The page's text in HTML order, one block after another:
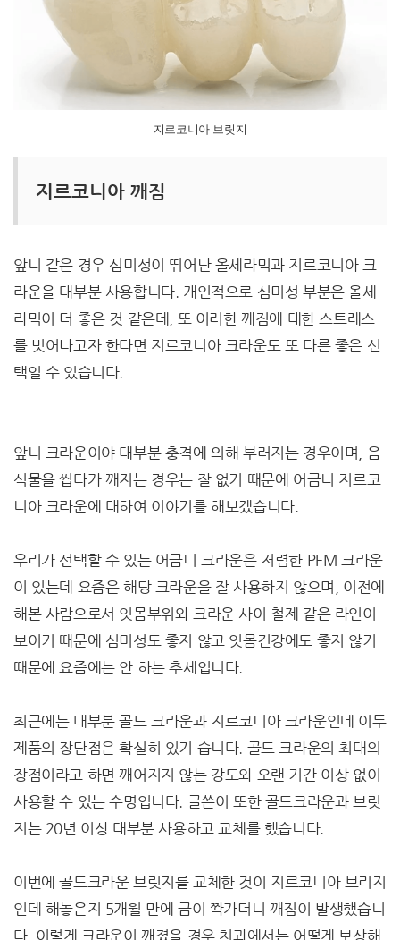
지르코니아 브릿지
지르코니아 깨짐
앞니 같은 경우 심미성이 뛰어난 올세라믹과 지르코니아 크
라운을 대부분 사용합니다. 개인적으로 심미성 부분은 올세
라믹이 더 좋은 것 같은데, 또 이러한 깨짐에 대한 스트레스
를 벗어나고자 한다면 지르코니아 크라운도 또 다른 좋은 선
택일 수 있습니다.
앞니 크라운이야 대부분 충격에 의해 부러지는 경우이며, 음
식물을 씹다가 깨지는 경우는 잘 없기 때문에 어금니 지르코
니아 크라운에 대하여 이야기를 해보겠습니다.
우리가 선택할 수 있는 어금니 크라운은 저렴한 PFM 크라운
이 있는데 요즘은 해당 크라운을 잘 사용하지 않으며, 이전에
해본 사람으로서 잇몸부위와 크라운 사이 철제 같은 라인이
보이기 때문에 심미성도 좋지 않고 잇몸건강에도 좋지 않기
때문에 요즘에는 안 하는 추세입니다.
최근에는 대부분 골드 크라운과 지르코니아 크라운인데 이두
제품의 장단점은 확실히 있기 습니다. 골드 크라운의 최대의
장점이라고 하면 깨어지지 않는 강도와 오랜 기간 이상 없이
사용할 수 있는 수명입니다. 글쓴이 또한 골드크라운과 브릿
지는 20년 이상 대부분 사용하고 교체를 했습니다.
이번에 골드크라운 브릿지를 교체한 것이 지르코니아 브리지
인데 해놓은지 5개월 만에 금이 쫙가더니 깨짐이 발생했습니
다. 이렇게 크라운이 깨졌을 경우 치과에서는 어떻게 보상해